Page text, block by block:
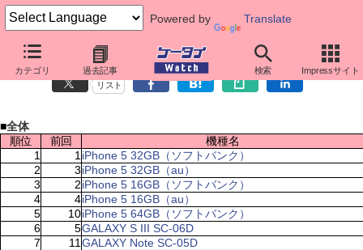
Powered by Translate
カテゴリ 過去記事 検索 Impressサイト
ケータイ売れ筋ランキング（10月22日～10月28日）
リスト
■全体
順位
前回
機種名
1
1 iPhone 5 32GB（ソフトバンク）
2
3iPhone 5 32GB（au）
3
2iPhone 5 16GB（ソフトバンク）
4
4iPhone 5 16GB（au）
5
10iPhone 5 64GB（ソフトバンク）
6
5GALAXY S III SC-06D
7
11 GALAXY Note SC-05D